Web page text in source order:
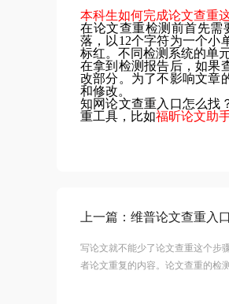
本科生如何完成论文查重
在论文查重检测前首先需
落，以12个字符为一个小
标红。不同检测系统的单
在拿到检测报告后，如果
改部分。为了不影响文章
和修改。
知网论文查重入口怎么找
重工具，比如福昕论文助
上一篇： 维普论文查重入
写论文就不能少了论文查重这个步
者论文重复的内容。论文查重的检